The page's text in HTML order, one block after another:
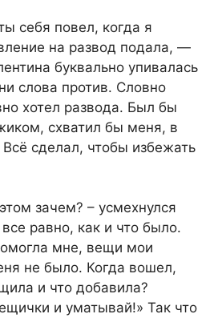
себя повел, когда я
на развод подала, —
буквально упивалась
слова против. Словно
хотел развода. Был бы
схватил бы меня, в
сделал, чтобы избежать
зачем? – усмехнулся
равно, как и что было.
мне, вещи мои
не было. Когда вошел,
и что добавила?
и уматывай!» Так что